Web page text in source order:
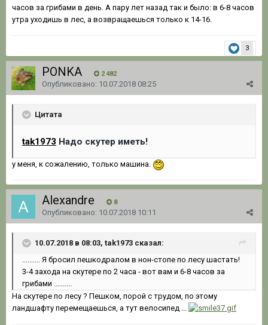
часов за грибами в день. А пару лет назад так и было: в 6-8 часов
утра уходишь в лес, а возвращаешься только к 14-16.
3
PONKA 2 482
Опубликовано: 10.07.2018 08:25
Цитата
tak1973 Надо скутер иметь!
у меня, к сожалению, только машина.
Alexandre 8
Опубликовано: 10.07.2018 10:11
10.07.2018 в 08:03, tak1973 сказал:
.......... Я бросил пешкодралом в нон-стопе по лесу шастать!
3-4 захода на скутере по 2 часа - вот вам и 6-8 часов за
грибами ..........
На скутере по лесу ? Пешком, порой с трудом, по этому
ландшафту перемещаешься, а тут велосипед ...